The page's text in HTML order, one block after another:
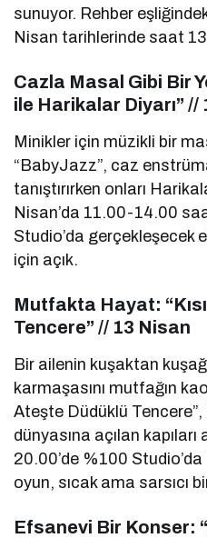
sunuyor. Rehber
Nisan tarihlerinde saat
Cazla Masal Gibi Bir
ile Harikalar Diyarı” //
Minikler için müzikli bir
“BabyJazz”, caz
tanıştırırken onları
Nisan’da 11.00-14.00
Studio’da gerçekleşecek
için açık.
Mutfakta Hayat:
Tencere” // 13 Nisan
Bir ailenin kuşaktan
karmaşasını mutfağın
Ateşte Düdüklü Tencere”,
dünyasına açılan
20.00’de %100
oyun, sıcak ama sarsıcı
Efsanevi Bir Konser: